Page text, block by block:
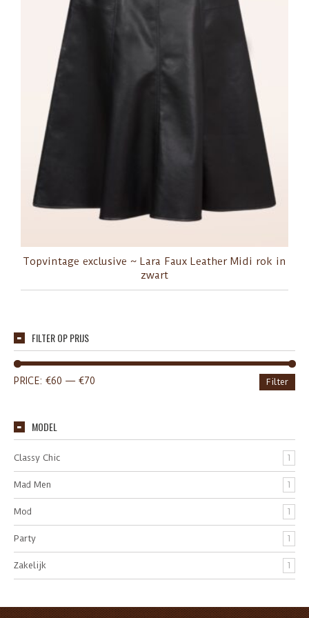
Topvintage exclusive ~ Lara Faux Leather Midi rok in
zwart
FILTER OP PRIJS
Filter
PRICE: €60 — €70
MODEL
Classy Chic 1
Mad Men 1
Mod 1
Party 1
Zakelijk 1